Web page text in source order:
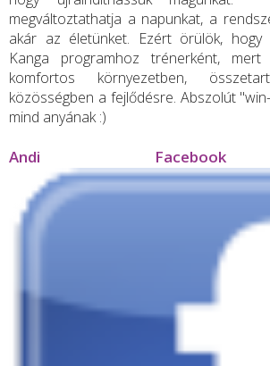
megváltoztathatja a napunkat, a
akár az életünket. Ezért örülök, hogy
Kanga programhoz trénerként,
komfortos környezetben,
közösségben a fejlődésre. Abszolút
mind anyának :)
Andi